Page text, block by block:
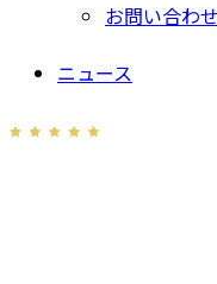
お問い合わせ
ニュース